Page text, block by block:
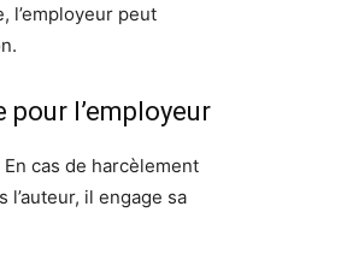
l’employeur peut
l’employeur
cas de harcèlement
il engage sa